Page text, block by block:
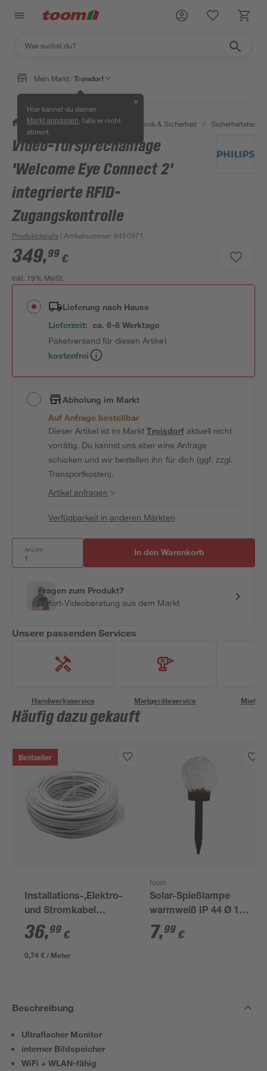
Mein Markt: Troisdorf
Hier kannst du deinen
Markt anpassen , falls er nicht
stimmt.
✕
/ Bauen & Renovieren / Haustechnik & Sicherheit /
Video-Türsprechanlage
'Welcome Eye Connect 2'
integrierte RFID-
Zugangskontrolle
Produktdetails | Artikelnummer:9450971
349,99 €
inkl. 19% MwSt.
Lieferung nach Hause
Lieferzeit: ca. 6-8 Werktage
Paketversand für diesen Artikel
kostenfrei
Abholung im Markt
Auf Anfrage bestellbar
Dieser Artikel ist im MarktTroisdorfaktuell nicht
vorrätig. Du kannst uns aber eine Anfrage
schicken und wir bestellen ihn für dich (ggf. zzgl.
Transportkosten).
Artikel anfragen >
Verfügbarkeit in anderen Märkten
Anzahl: In den Warenkorb
Fragen zum Produkt?
Sofort-Videoberatung aus dem Markt
Unsere passenden Services
Handwerksservice Mietgeräteservice
Häufig dazu gekauft
Bestseller
Installations-,Elektro-
und Stromkabel
NYM-J 3x1,5mm² 50
m
36,99 €
0,74 € / Meter
toom
Solar-Spießlampe
warmweiß IP 44 Ø 15
x 44 cm
7,99 €
Beschreibung
Ultraflacher Monitor
interner Bildspeicher
WiFi + WLAN-fähig